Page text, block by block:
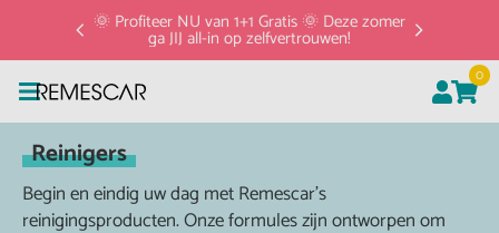
🌞 Profiteer NU van 1+1 Gratis 🌞 ​Deze zomer
ga JIJ all-in op zelfvertrouwen!
0
Reinigers
Begin en eindig uw dag met Remescar's
reinigingsproducten. Onze formules zijn ontworpen om